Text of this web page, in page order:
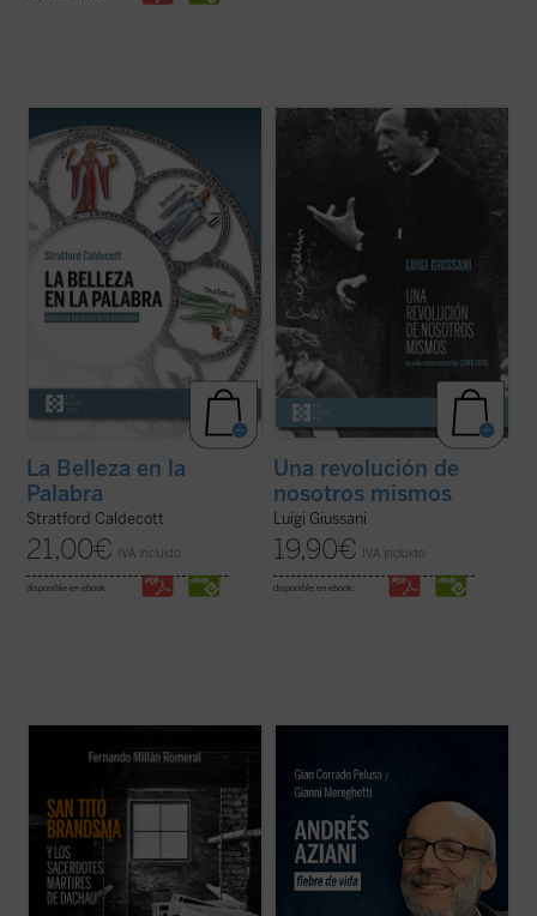
La Belleza en la Palabra
contribución única para devolver la
realidad al centro del aprendizaje. A los
interrogantes ¿qué es una buena
educación? o ¿para qué sirve?, Stratford
Caldecott ensaya una respuesta arrojando
una nueva ...(ver ficha)
La Belleza en la
Palabra
Stratford Caldecott
21,00€ IVA incluido
disponible en ebook:
Los textos reunidos en este libro
pertenecen a un momento delicado y
crucial de la historia de Comunión y
Liberación (CL). Se remontan a los años
nacida de don Giussani en 1954 sufrió una
profunda ...(ver ficha)
Una revolución de
nosotros mismos
Luigi Giussani
19,90€ IVA incluido
disponible en ebook:
sufrieron cautiverio en Dachau. De ellos,
las penalidades unos 1.800, de los cuales,
1.106 polacos. El carmelita holandés Tito
Brandsma ha sido ya canonizado y 57 ...
(ver ficha)
beatificación en 2016 de un profesor de
filosofía italiano llamado Andrés Aziani.
¿Quién fue este docente que impactó de tal
forma las vidas de tantas personas a ...
(ver
ficha)